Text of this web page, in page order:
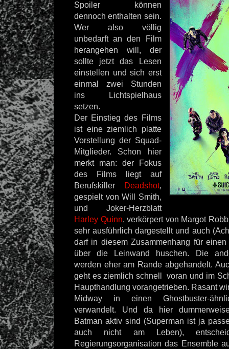
Spoiler können
dennoch enthalten sein.
Wer also völlig
unbedarft an den Film
herangehen will, der
sollte jetzt das Lesen
einstellen und sich erst
einmal zwei Stunden
ins Lichtspielhaus
setzen.
Der Einstieg des Films
ist eine ziemlich platte
Vorstellung der Squad-
Mitglieder. Schon hier
merkt man: der Fokus
des Films liegt auf
Berufskiller
Deadshot,
gespielt von Will Smith,
und Joker-Herzblatt
Harley Quinn, verkörpert von Margot
sehr ausführlich dargestellt und auch
darf in diesem Zusammenhang für
über die Leinwand huschen. Die
werden eher am Rande abgehandelt.
geht es ziemlich schnell voran und im
Haupthandlung vorangetrieben. Rasant
Midway in einen Ghostbuster-
verwandelt. Und da hier
Batman aktiv sind (Superman ist ja
auch nicht am Leben),
Regierungsorganisation das Ensemble